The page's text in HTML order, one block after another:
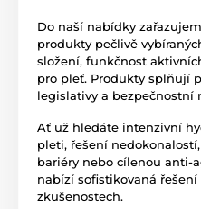
Do naší nabídky
produkty pečlivě
složení, funkčnost
pro pleť. Produkty splňují
legislativy a bezpečnostní
Ať už hledáte intenzivní
pleti, řešení
bariéry nebo cílenou anti-
nabízí sofistikovaná
zkušenostech.